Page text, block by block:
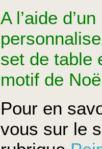
A l’aide
set de table
motif de
Pour en
vous sur le